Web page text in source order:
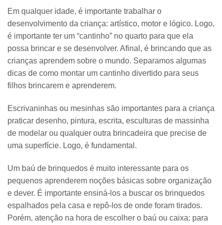
Em qualquer idade, é importante trabalhar o
desenvolvimento da criança: artístico, motor e lógico. Logo,
é importante ter um “cantinho” no quarto para que ela
possa brincar e se desenvolver. Afinal, é brincando que as
crianças aprendem sobre o mundo. Separamos algumas
dicas de como montar um cantinho divertido para seus
filhos brincarem e aprenderem.
Escrivaninhas ou mesinhas são importantes para a criança
praticar desenho, pintura, escrita, esculturas de massinha
de modelar ou qualquer outra brincadeira que precise de
uma superfície. Logo, é fundamental.
Um baú de brinquedos é muito interessante para os
pequenos aprenderem noções básicas sobre organização
e dever. É importante ensiná-los a buscar os brinquedos
espalhados pela casa e repô-los de onde foram tirados.
Porém, atenção na hora de escolher o baú ou caixa: para